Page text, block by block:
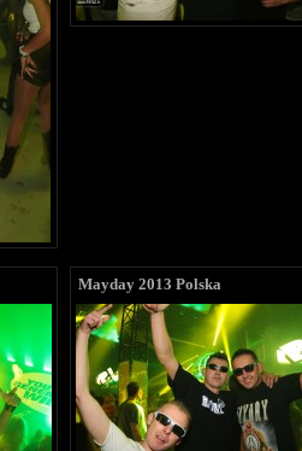
Mayday 2013 Polska